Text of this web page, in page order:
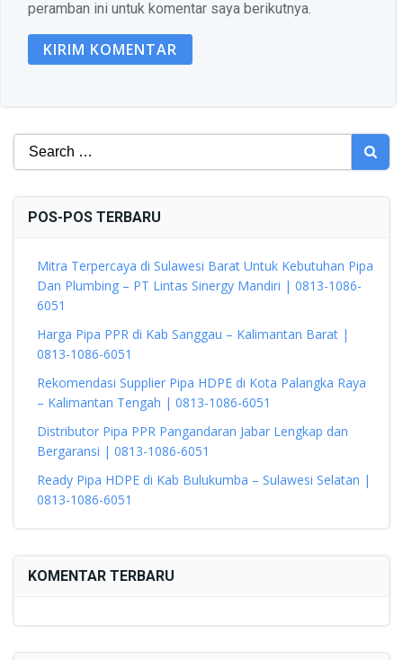
peramban ini untuk komentar saya berikutnya.
Search
POS-POS TERBARU
Mitra Terpercaya di Sulawesi Barat Untuk Kebutuhan Pipa
Dan Plumbing – PT Lintas Sinergy Mandiri | 0813-1086-
6051
Harga Pipa PPR di Kab Sanggau – Kalimantan Barat |
0813-1086-6051
Rekomendasi Supplier Pipa HDPE di Kota Palangka Raya
– Kalimantan Tengah | 0813-1086-6051
Distributor Pipa PPR Pangandaran Jabar Lengkap dan
Bergaransi | 0813-1086-6051
Ready Pipa HDPE di Kab Bulukumba – Sulawesi Selatan |
0813-1086-6051
KOMENTAR TERBARU